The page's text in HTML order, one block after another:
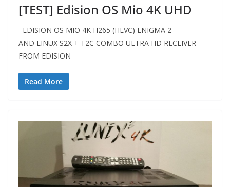
[TEST] Edision OS Mio 4K UHD
EDISION OS MIO 4K H265 (HEVC) ENIGMA 2
AND LINUX S2X + T2C COMBO ULTRA HD RECEIVER
FROM EDISION –
Read More